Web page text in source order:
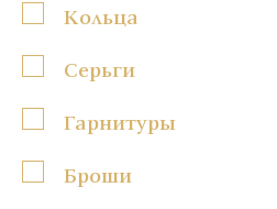
Кольца
Серьги
Гарнитуры
Броши